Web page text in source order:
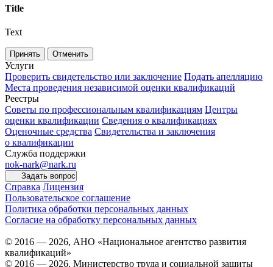
Title
Text
Принять Отменить
Услуги
Проверить свидетельство или заключение Подать апелляцию
Места проведения независимой оценки квалификаций
Реестры
Советы по профессиональным квалификациям Центры
оценки квалификации Сведения о квалификациях
Оценочные средства Свидетельства и заключения
о квалификации
Служба поддержки
nok-nark@nark.ru
Задать вопрос
Справка Лицензия
Пользовательское соглашение
Политика обработки персональных данных
Согласие на обработку персональных данных
© 2016 — 2026, АНО «Национальное агентство развития
квалификаций»
© 2016 — 2026, Министерство труда и социальной защиты